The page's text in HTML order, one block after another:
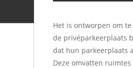
Het is ontworpen om
de privéparkeerplaats
dat hun parkeerplaats
Deze omvatten